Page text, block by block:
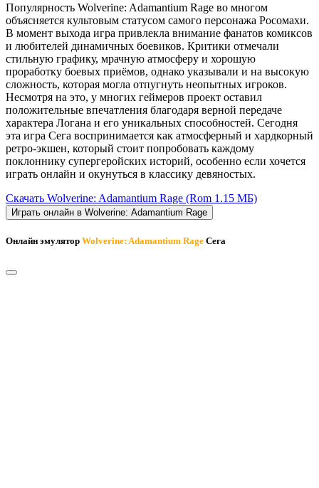
Популярность Wolverine: Adamantium Rage во многом
объясняется культовым статусом самого персонажа Росомахи.
В момент выхода игра привлекла внимание фанатов комиксов
и любителей динамичных боевиков. Критики отмечали
стильную графику, мрачную атмосферу и хорошую
проработку боевых приёмов, однако указывали и на высокую
сложность, которая могла отпугнуть неопытных игроков.
Несмотря на это, у многих геймеров проект оставил
положительные впечатления благодаря верной передаче
характера Логана и его уникальных способностей. Сегодня
эта игра Сега воспринимается как атмосферный и хардкорный
ретро-экшен, который стоит попробовать каждому
поклоннику супергеройских историй, особенно если хочется
играть онлайн и окунуться в классику девяностых.
Скачать Wolverine: Adamantium Rage (Rom 1.15 МБ)
Играть онлайн в Wolverine: Adamantium Rage
Онлайн эмулятор Wolverine: Adamantium Rage Сега